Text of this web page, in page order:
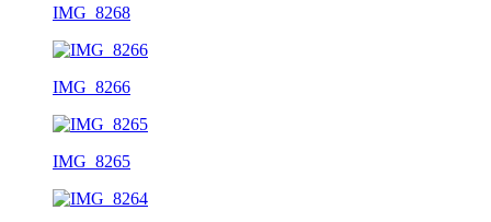
IMG_8268
IMG_8266
IMG_8265